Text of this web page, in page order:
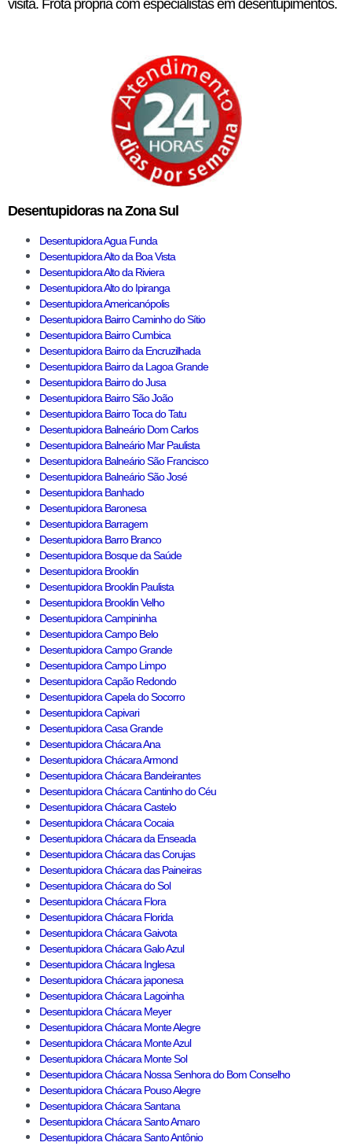
visita. Frota própria com especialistas em desentupimentos.
Desentupidoras na Zona Sul
Desentupidora Agua Funda
Desentupidora Alto da Boa Vista
Desentupidora Alto da Riviera
Desentupidora Alto do Ipiranga
Desentupidora Americanópolis
Desentupidora Bairro Caminho do Sítio
Desentupidora Bairro Cumbica
Desentupidora Bairro da Encruzilhada
Desentupidora Bairro da Lagoa Grande
Desentupidora Bairro do Jusa
Desentupidora Bairro São João
Desentupidora Bairro Toca do Tatu
Desentupidora Balneário Dom Carlos
Desentupidora Balneário Mar Paulista
Desentupidora Balneário São Francisco
Desentupidora Balneário São José
Desentupidora Banhado
Desentupidora Baronesa
Desentupidora Barragem
Desentupidora Barro Branco
Desentupidora Bosque da Saúde
Desentupidora Brooklin
Desentupidora Brooklin Paulista
Desentupidora Brooklin Velho
Desentupidora Campininha
Desentupidora Campo Belo
Desentupidora Campo Grande
Desentupidora Campo Limpo
Desentupidora Capão Redondo
Desentupidora Capela do Socorro
Desentupidora Capivari
Desentupidora Casa Grande
Desentupidora Chácara Ana
Desentupidora Chácara Armond
Desentupidora Chácara Bandeirantes
Desentupidora Chácara Cantinho do Céu
Desentupidora Chácara Castelo
Desentupidora Chácara Cocaia
Desentupidora Chácara da Enseada
Desentupidora Chácara das Corujas
Desentupidora Chácara das Paineiras
Desentupidora Chácara do Sol
Desentupidora Chácara Flora
Desentupidora Chácara Florida
Desentupidora Chácara Gaivota
Desentupidora Chácara Galo Azul
Desentupidora Chácara Inglesa
Desentupidora Chácara japonesa
Desentupidora Chácara Lagoinha
Desentupidora Chácara Meyer
Desentupidora Chácara Monte Alegre
Desentupidora Chácara Monte Azul
Desentupidora Chácara Monte Sol
Desentupidora Chácara Nossa Senhora do Bom Conselho
Desentupidora Chácara Pouso Alegre
Desentupidora Chácara Santana
Desentupidora Chácara Santo Amaro
Desentupidora Chácara Santo Antônio